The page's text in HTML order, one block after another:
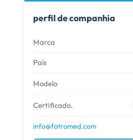
perfil de companhia
Marca
País
Modelo
Certificado.
info@fotromed.com